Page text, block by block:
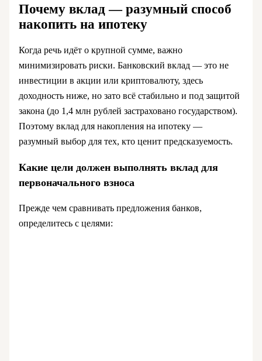
Почему вклад — разумный способ
накопить на ипотеку
Когда речь идёт о крупной сумме, важно
минимизировать риски. Банковский вклад — это не
инвестиции в акции или криптовалюту, здесь
доходность ниже, но зато всё стабильно и под защитой
закона (до 1,4 млн рублей застраховано государством).
Поэтому вклад для накопления на ипотеку —
разумный выбор для тех, кто ценит предсказуемость.
Какие цели должен выполнять вклад для
первоначального взноса
Прежде чем сравнивать предложения банков,
определитесь с целями: